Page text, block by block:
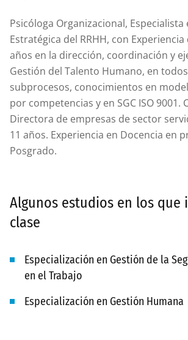
Psicóloga Organizacional, Especialista
Estratégica del RRHH, con
años en la dirección, coordinación y
Gestión del Talento Humano, en
subprocesos, conocimientos en
por competencias y en SGC ISO 9001.
Directora de empresas de sector
11 años. Experiencia en Docencia en
Posgrado.
Algunos estudios en los que
clase
Especialización en Gestión de la
en el Trabajo
Especialización en Gestión Humana